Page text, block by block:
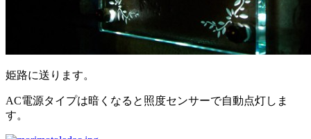
姫路に送ります。
AC電源タイプは暗くなると照度センサーで自動点灯しま
す。